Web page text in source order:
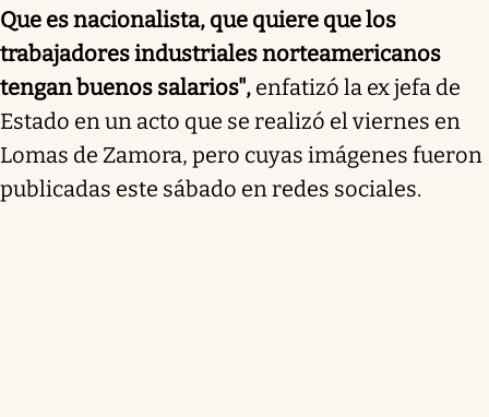
Que es nacionalista, que quiere que los
trabajadores industriales norteamericanos
tengan buenos salarios", enfatizó la ex jefa de
Estado en un acto que se realizó el viernes en
Lomas de Zamora, pero cuyas imágenes fueron
publicadas este sábado en redes sociales.